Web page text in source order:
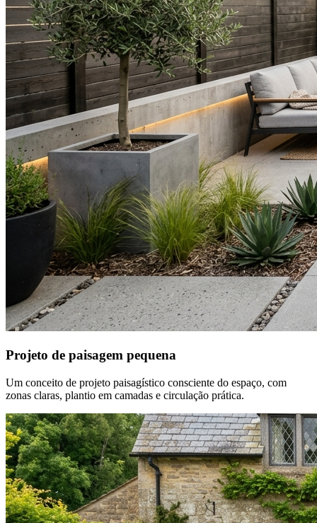
Projeto de paisagem pequena
Um conceito de projeto paisagístico consciente do espaço, com
zonas claras, plantio em camadas e circulação prática.